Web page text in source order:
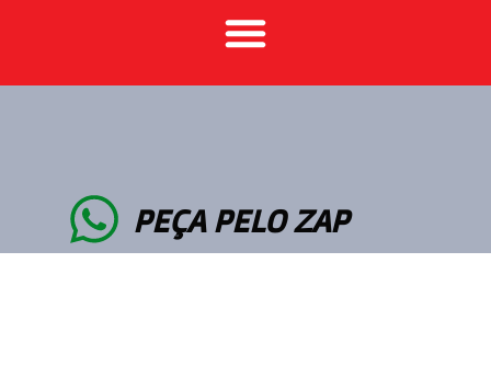
PEÇA PELO ZAP